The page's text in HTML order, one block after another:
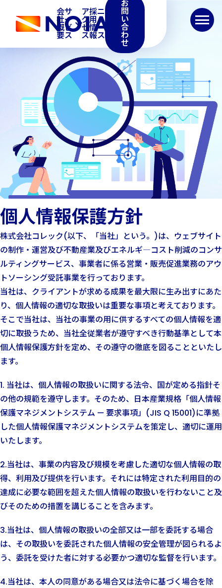
会
社
概
要
サ
ー
ビ
ス
ア
ク
セ
ス
採
用
情
報
ニ
ュ
ー
ス
お
問
い
合
わ
せ
個人情報保護方針
株式会社コレック(以下、「当社」という。)は、ウェブサイト
の制作・運営及び不動産業及びエネルギ―コスト削減のコンサ
ルティングサービス、事業者に係る営業・販売促進業務のアウ
トソーシング受託事業を行っております。
当社は、クライアントが求める成果を最大限に生み出すにあた
り、個人情報の適切な取扱いは重要な事項と考えております。
そこで当社は、当社の事業の用に供するすべての個人情報を適
切に取扱うため、当社全従業者が遵守すべき行動基準として本
個人情報保護方針を定め、その遵守の徹底を図ることといたし
ます。
1. 当社は、個人情報の取扱いに関する法令、国が定める指針そ
の他の規範を遵守します。そのため、日本産業規格「個人情報
保護マネジメントシステム — 要求事項」(JIS Q 15001)に準拠
した個人情報保護マネジメントシステムを策定し、適切に運用
いたします。
2.当社は、事業の内容及び規模を考慮した適切な個人情報の取
得、利用及び提供を行います。それには特定された利用目的の
達成に必要な範囲を超えた個人情報の取扱いを行わないこと及
びそのための措置を講じることを含みます。
3.当社は、個人情報の取扱いの全部又は一部を委託する場合
は、その取扱いを委託された個人情報の安全管理が図られるよ
う、委託を受けた者に対する必要かつ適切な監督を行います。
4.当社は、本人の同意がある場合又は法令に基づく場合を除